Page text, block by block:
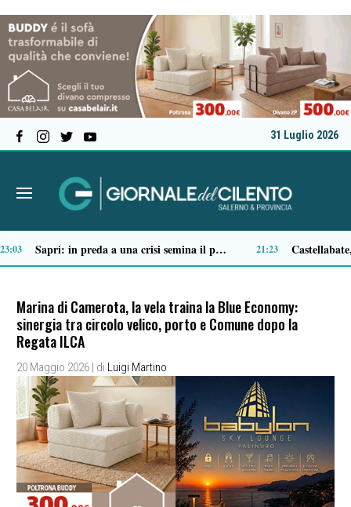
31 Luglio 2026
Ascea, nuova giunta per Sansone: Filippo Dragone vicesindaco, Egidio Criscuolo assessore ai Lavori Pubblici 14:51 Tortorella celebra la Fiera di San Basilio: tra antichi mestieri, bestiame e la musica della Bandabardò 14:49
Marina di Camerota, la vela traina la Blue Economy:
sinergia tra circolo velico, porto e Comune dopo la
Regata ILCA
20 Maggio 2026 | di Luigi Martino